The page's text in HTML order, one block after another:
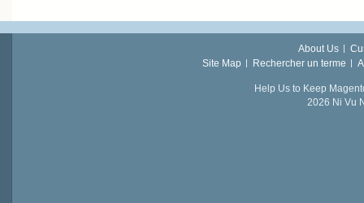
About Us
Site Map
Rechercher un terme
Help Us to Keep
2026 Ni Vu